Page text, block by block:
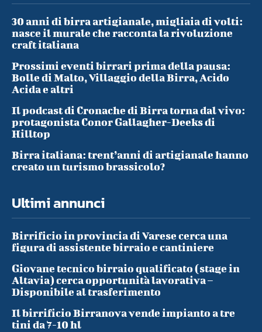
30 anni di birra artigianale, migliaia di volti:
nasce il murale che racconta la rivoluzione
craft italiana
Prossimi eventi birrari prima della pausa:
Bolle di Malto, Villaggio della Birra, Acido
Acida e altri
Il podcast di Cronache di Birra torna dal vivo:
protagonista Conor Gallagher-Deeks di
Hilltop
Birra italiana: trent’anni di artigianale hanno
creato un turismo brassicolo?
Ultimi annunci
Birrificio in provincia di Varese cerca una
figura di assistente birraio e cantiniere
Giovane tecnico birraio qualificato (stage in
Altavia) cerca opportunità lavorativa –
Disponibile al trasferimento
Il birrificio Birranova vende impianto a tre
tini da 7-10 hl